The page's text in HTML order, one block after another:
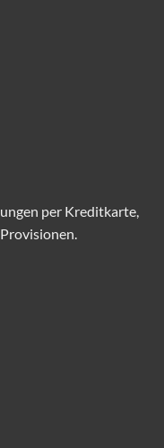
per Kreditkarte,